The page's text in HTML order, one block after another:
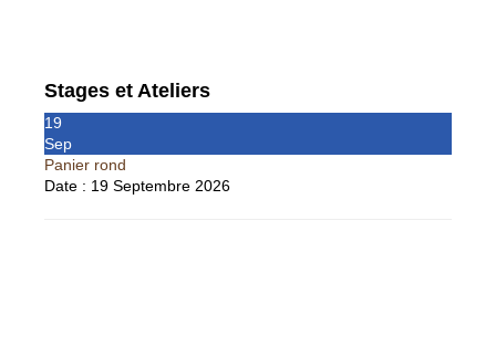
Stages et Ateliers
19
Sep
Panier rond
Date : 19 Septembre 2026